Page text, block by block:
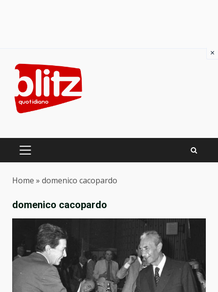
content
PRIMARY
Home » domenico cacopardo
domenico cacopardo
×